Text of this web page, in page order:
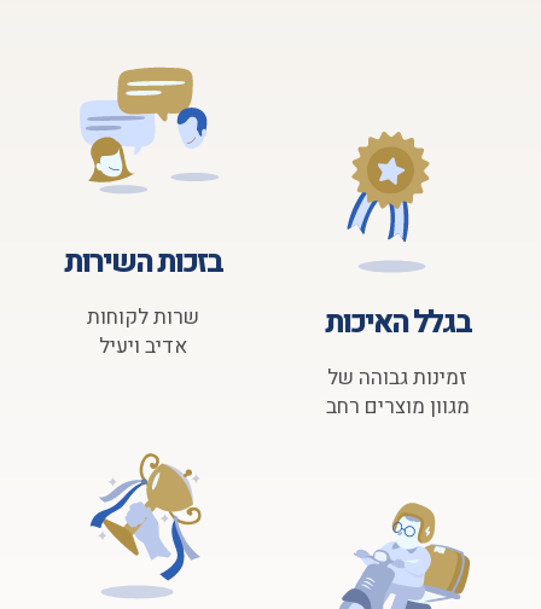
בגלל האיכות
זמינות גבוהה של
מגוון מוצרים רחב
בזכות השירות
שרות לקוחות
אדיב ויעיל